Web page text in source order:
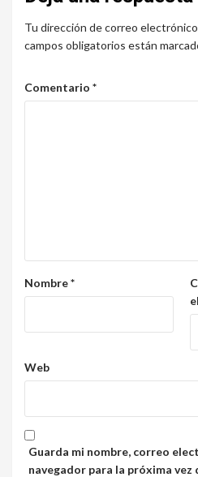
Tu dirección de correo
campos obligatorios están
Comentario *
Nombre*
Web
Guarda mi nombre, correo
navegador para la próxima vez